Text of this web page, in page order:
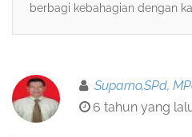
berbagi kebahagian dengan
Suparno,SPd,
6 tahun yang